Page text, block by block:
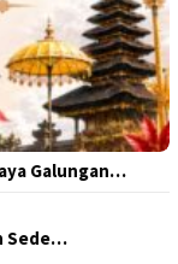
Galungan…
Sede…